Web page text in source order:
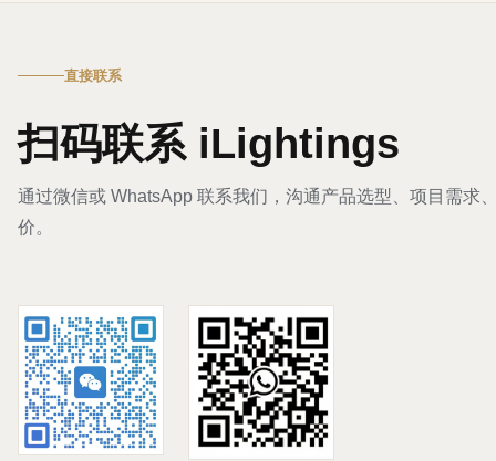
直接联系
扫码联系 iLightings
通过微信或 WhatsApp 联系我们，沟通产品选型、项目需求
价。